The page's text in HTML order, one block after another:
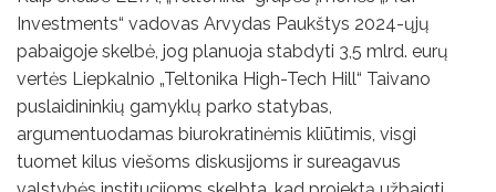
Investments“ vadovas Arvydas Paukštys 2024-ųjų
pabaigoje skelbė, jog planuoja stabdyti 3,5 mlrd. eurų
vertės Liepkalnio „Teltonika High-Tech Hill“ Taivano
puslaidininkių gamyklų parko statybas,
argumentuodamas biurokratinėmis kliūtimis, visgi
tuomet kilus viešoms diskusijoms ir sureagavus